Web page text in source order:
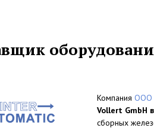
Компания ООО
Vollert GmbH
сборных